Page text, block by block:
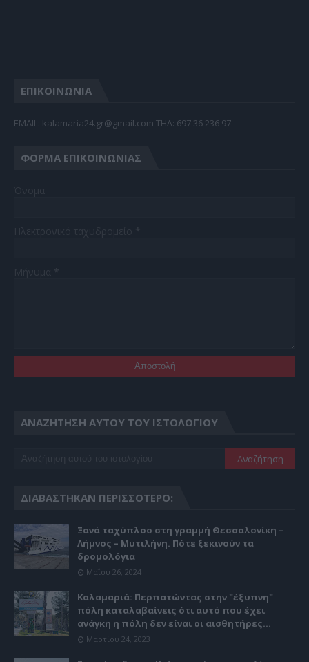
ΕΠΙΚΟΙΝΩΝΙΑ
EMAIL: kalamaria24.gr@gmail.com TΗΛ: 697 36 236 97
ΦΌΡΜΑ ΕΠΙΚΟΙΝΩΝΊΑΣ
ΑΝΑΖΉΤΗΣΗ ΑΥΤΟΎ ΤΟΥ ΙΣΤΟΛΟΓΊΟΥ
ΔΙΑΒΆΣΤΗΚΑΝ ΠΕΡΙΣΣΌΤΕΡΟ:
Ξανά ταχύπλοο στη γραμμή Θεσσαλονίκη –
Λήμνος – Μυτιλήνη. Πότε ξεκινούν τα
δρομολόγια
Μαΐου 26, 2024
Καλαμαριά: Περπατώντας στην "έξυπνη"
πόλη καταλαβαίνεις ότι αυτό που έχει
ανάγκη η πόλη δεν είναι οι αισθητήρες...
Μαρτίου 24, 2023